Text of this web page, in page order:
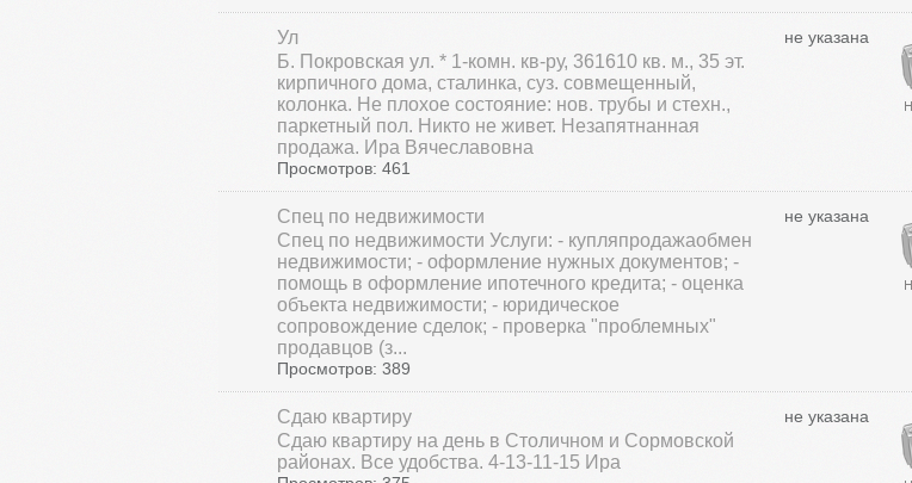
Ул
Б. Покровская ул. * 1-комн. кв-ру, 361610 кв. м., 35 эт.
кирпичного дома, сталинка, суз. совмещенный,
колонка. Не плохое состояние: нов. трубы и стехн.,
паркетный пол. Никто не живет. Незапятнанная
продажа. Ира Вячеславовна
Просмотров: 461
не указана
Спец по недвижимости
Спец по недвижимости Услуги: - купляпродажаобмен
недвижимости; - оформление нужных документов; -
помощь в оформление ипотечного кредита; - оценка
объекта недвижимости; - юридическое
сопровождение сделок; - проверка "проблемных"
продавцов (з...
Просмотров: 389
не указана
Сдаю квартиру
Сдаю квартиру на день в Столичном и Сормовской
районах. Все удобства. 4-13-11-15 Ира
не указана